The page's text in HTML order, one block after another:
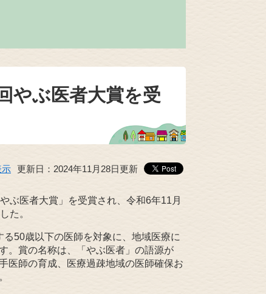
やぶ医者大賞を受
示 更新日：2024年11月28日更新
ぶ医者大賞」を受賞され、令和6年11月
た。
50歳以下の医師を対象に、地域医療に
。賞の名称は、「やぶ医者」の語源が
医師の育成、医療過疎地域の医師確保お